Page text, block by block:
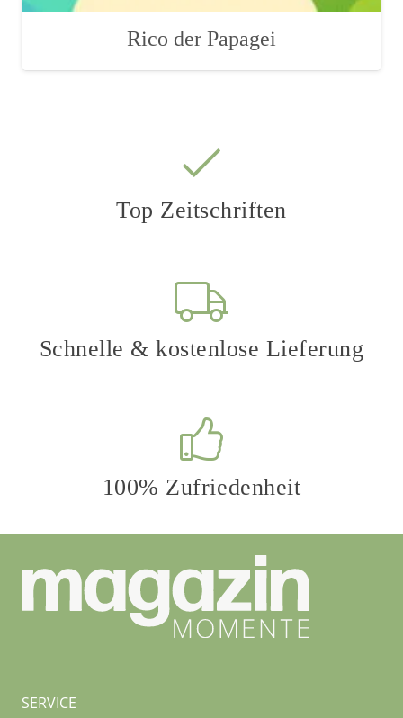
Rico der Papagei
Top Zeitschriften
Schnelle & kostenlose Lieferung
100% Zufriedenheit
SERVICE